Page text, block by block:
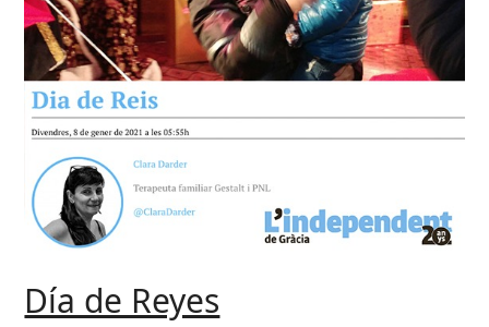
Día de Reyes